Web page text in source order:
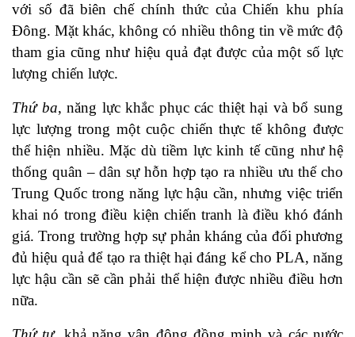
với số đã biên chế chính thức của Chiến khu phía
Đông. Mặt khác, không có nhiều thông tin về mức độ
tham gia cũng như hiệu quả đạt được của một số lực
lượng chiến lược.
Thứ ba, năng lực khắc phục các thiệt hại và bổ sung
lực lượng trong một cuộc chiến thực tế không được
thể hiện nhiều. Mặc dù tiềm lực kinh tế cũng như hệ
thống quân – dân sự hỗn hợp tạo ra nhiều ưu thế cho
Trung Quốc trong năng lực hậu cần, nhưng việc triển
khai nó trong điều kiện chiến tranh là điều khó đánh
giá. Trong trường hợp sự phản kháng của đối phương
đủ hiệu quả để tạo ra thiệt hại đáng kể cho PLA, năng
lực hậu cần sẽ cần phải thể hiện được nhiều điều hơn
nữa.